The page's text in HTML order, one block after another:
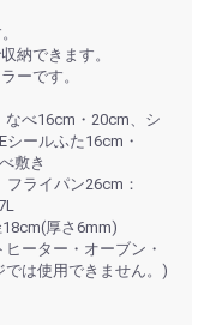
納できます。
ーです。
べ16cm・20cm、シ
ールふた16cm・
敷き
ライパン26cm：
厚さ6mm)
ーター・オーブン・
は使用できません。)